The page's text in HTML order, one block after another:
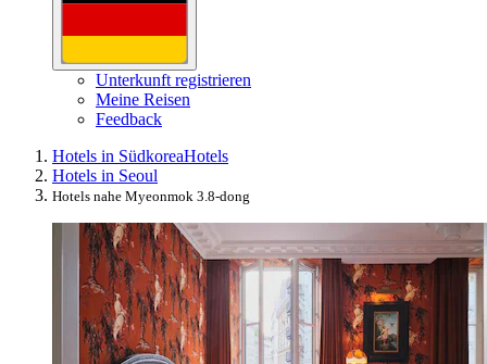
Unterkunft registrieren
Meine Reisen
Feedback
Hotels in SüdkoreaHotels
Hotels in Seoul
Hotels nahe Myeonmok 3.8-dong